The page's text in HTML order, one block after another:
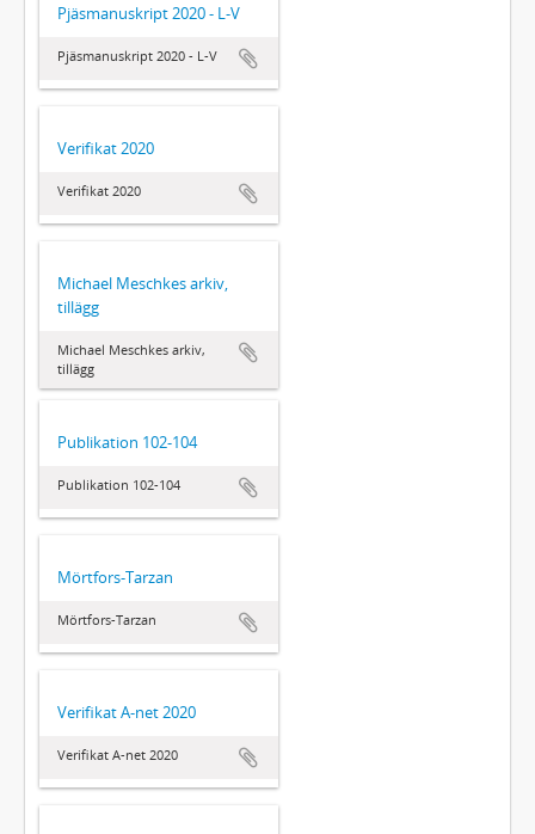
Pjäsmanuskript 2020 - L-V
Pjäsmanuskript 2020 - L-V
Verifikat 2020
Verifikat 2020
Michael Meschkes arkiv,
tillägg
Michael Meschkes arkiv,
tillägg
Publikation 102-104
Publikation 102-104
Mörtfors-Tarzan
Mörtfors-Tarzan
Verifikat A-net 2020
Verifikat A-net 2020